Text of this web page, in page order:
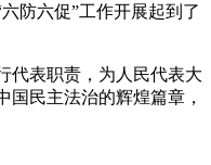
防六促”工作开展起到了
代表职责，为人民代表大
民主法治的辉煌篇章，